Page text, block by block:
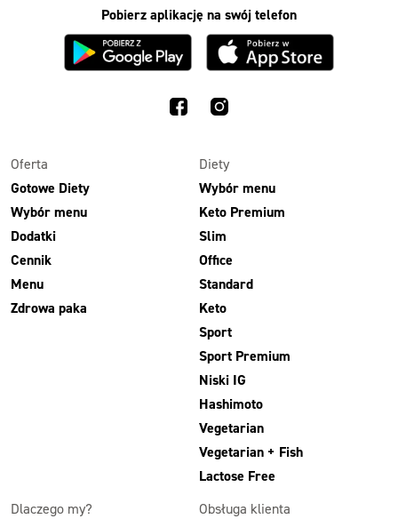
Pobierz aplikację na swój telefon
Oferta
Gotowe Diety
Wybór menu
Dodatki
Cennik
Menu
Zdrowa paka
Diety
Wybór menu
Keto Premium
Slim
Office
Standard
Keto
Sport
Sport Premium
Niski IG
Hashimoto
Vegetarian
Vegetarian + Fish
Lactose Free
Dlaczego my? Obsługa klienta